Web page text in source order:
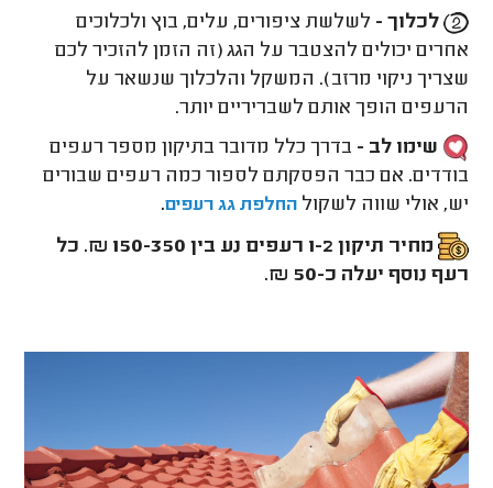
לכלוך - לשלשת ציפורים, עלים, בוץ ולכלוכים
אחרים יכולים להצטבר על הגג (זה הזמן להזכיר לכם
שצריך ניקוי מרזב). המשקל והלכלוך שנשאר על
הרעפים הופך אותם לשבריריים יותר.
שימו לב - בדרך כלל מדובר בתיקון מספר רעפים
בודדים. אם כבר הפסקתם לספור כמה רעפים שבורים
יש, אולי שווה לשקולהחלפת גג רעפים.
מחיר תיקון 1-2 רעפים נע בין 150-350 ₪. כל
רעף נוסף יעלה כ-50 ₪.